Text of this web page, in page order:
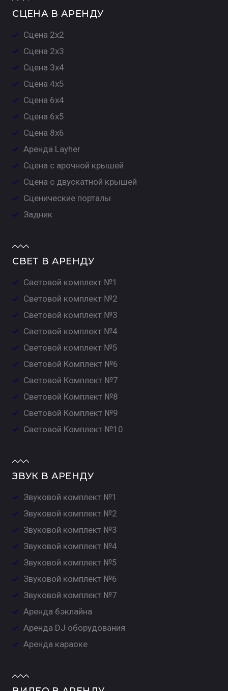
СЦЕНА В АРЕНДУ
Сцена 2х2
Сцена 2х3
Сцена 3х4
Сцена 4х5
Сцена 6х4
Сцена 6х5
Сцена 8х6
Аренда Layher
Сцена с арочной крышей
Сцена с двускатной крышей
Сценические порталы
Задник
СВЕТ В АРЕНДУ
Световой комплект №1
Световой комплект №2
Световой комплект №3
Световой комплект №4
Световой комплект №5
Световой Комплект №6
Световой Комплект №7
Световой Комплект №8
Световой Комплект №9
Световой Комплект №10
ЗВУК В АРЕНДУ
Звуковой комплект №1
Звуковой комплект №2
Звуковой комплект №3
Звуковой комплект №4
Звуковой комплект №5
Звуковой комплект №6
Звуковой комплект №7
Аренда бэклайна
Аренда DJ оборудования
Аренда караоке